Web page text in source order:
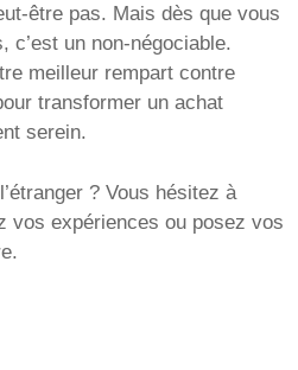
être pas. Mais dès que vous
un non-négociable.
meilleur rempart contre
transformer un achat
serein.
? Vous hésitez à
vos expériences ou posez vos